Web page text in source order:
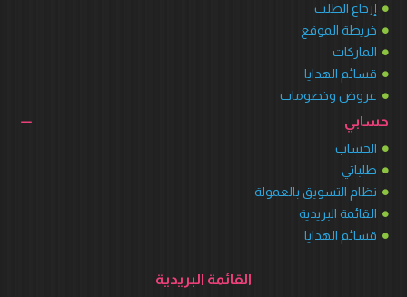
إرجاع الطلب
خريطة الموقع
الماركات
قسائم الهدايا
عروض وخصومات
حسابي
الحساب
طلباتي
نظام التسويق بالعمولة
القائمة البريدية
قسائم الهدايا
القائمة البريدية